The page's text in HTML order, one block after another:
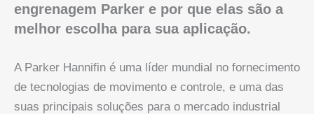
engrenagem Parker e por que elas são a
melhor escolha para sua aplicação.
A Parker Hannifin é uma líder mundial no fornecimento
de tecnologias de movimento e controle, e uma das
suas principais soluções para o mercado industrial